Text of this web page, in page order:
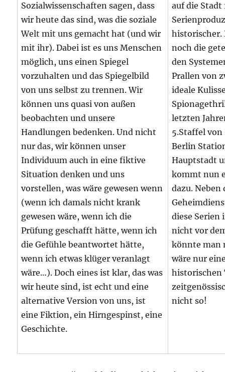
Sozialwissenschaften sagen, dass
wir heute das sind, was die soziale
Welt mit uns gemacht hat (und wir
mit ihr). Dabei ist es uns Menschen
möglich, uns einen Spiegel
vorzuhalten und das Spiegelbild
von uns selbst zu trennen. Wir
können uns quasi von außen
beobachten und unsere
Handlungen bedenken. Und nicht
nur das, wir können unser
Individuum auch in eine fiktive
Situation denken und uns
vorstellen, was wäre gewesen wenn
(wenn ich damals nicht krank
gewesen wäre, wenn ich die
Prüfung geschafft hätte, wenn ich
die Gefühle beantwortet hätte,
wenn ich etwas klüger veranlagt
wäre…). Doch eines ist klar, das was
wir heute sind, ist echt und eine
alternative Version von uns, ist
eine Fiktion, ein Hirngespinst, eine
Geschichte.
auf die
historischer.
noch die
den
Prallen von
ideale
letzten
5.Staffel von
Berlin
Hauptstadt
kommt nun
dazu. Neben
diese Serien
nicht vor
könnte man
wäre nur
historischen
nicht so!